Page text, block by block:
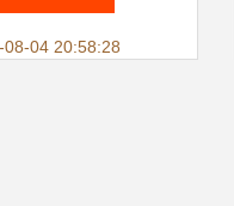
04 20:58:28